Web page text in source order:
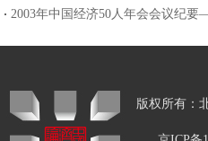
2003年中国经济50人年会会议纪
版权所有：